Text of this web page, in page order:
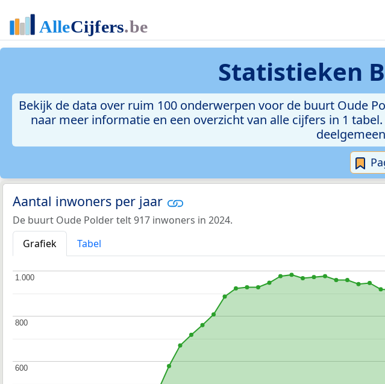
Statistieken
Bekijk de data over ruim 100 onderwerpen voor de buurt Oude
naar meer informatie en een overzicht van alle cijfers in 1
Aantal inwoners per jaar
De buurt Oude Polder telt 917 inwoners in 2024.
Grafiek
Tabel
600
600
800
800
1.000
1.000